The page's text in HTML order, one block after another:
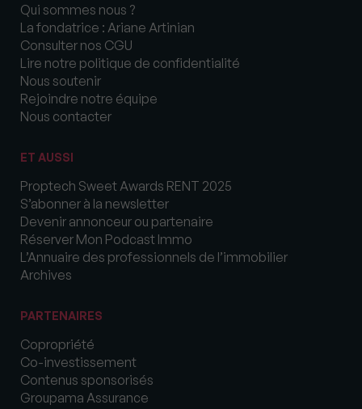
Qui sommes nous ?
La fondatrice : Ariane Artinian
Consulter nos CGU
Lire notre politique de confidentialité
Nous soutenir
Rejoindre notre équipe
Nous contacter
ET AUSSI
Proptech Sweet Awards RENT 2025
S’abonner à la newsletter
Devenir annonceur ou partenaire
Réserver Mon Podcast Immo
L’Annuaire des professionnels de l’immobilier
Archives
PARTENAIRES
Copropriété
Co-investissement
Contenus sponsorisés
Groupama Assurance